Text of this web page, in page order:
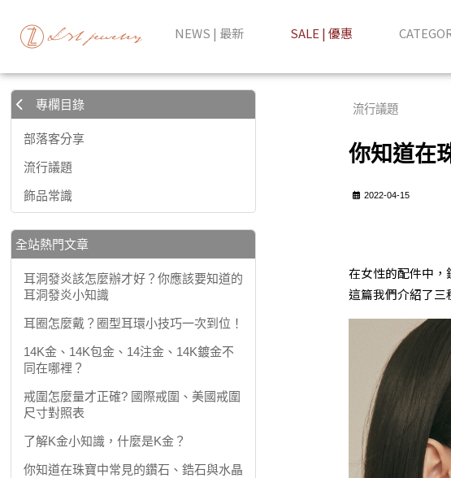
NEWS | 最新 SALE | 優惠
專欄目錄
部落客分享
流行議題
飾品常識
全站熱門文章
耳洞發炎該怎麼辦才好？你應該要知道的
耳洞發炎小知識
耳圈怎麼戴？圈型耳環小技巧一次到位！
14K金、14K包金、14注金、14K鍍金不
同在哪裡？
戒圍怎麼量才正確? 國際戒圍、美國戒圍
尺寸對照表
了解K金小知識，什麼是K金？
你知道在珠寶中常見的鑽石、鋯石與水晶
流行議題
你知道在
2022-04-15
在女性的配件中，
這篇我們介紹了三